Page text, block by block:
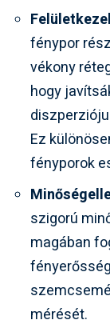
fénypor
vékony
hogy
Ez
fényporok
szigorú
magában
mérését.